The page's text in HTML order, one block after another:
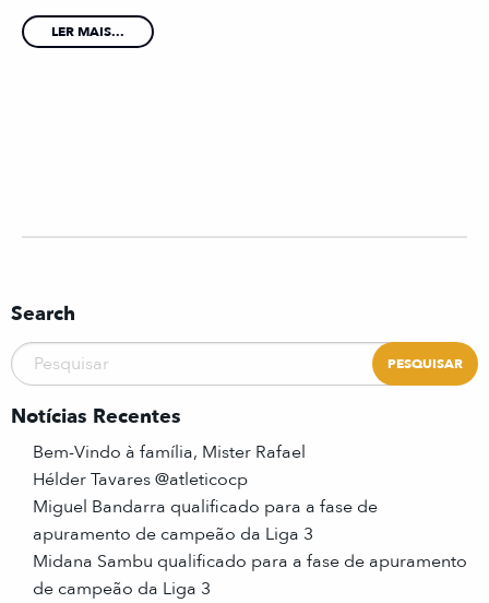
LER MAIS...
Search
Notícias Recentes
Bem-Vindo à família, Mister Rafael
Hélder Tavares @atleticocp
Miguel Bandarra qualificado para a fase de
apuramento de campeão da Liga 3
Midana Sambu qualificado para a fase de apuramento
de campeão da Liga 3